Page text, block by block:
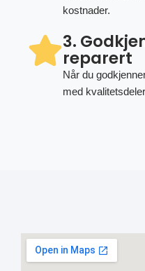
kostnader.
3.
reparert
Når du
med